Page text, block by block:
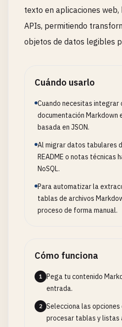
texto en aplicaciones web,
APIs, permitiendo
objetos de datos legibles
Cuándo usarlo
Cuando necesitas integrar
documentación Markdown
basada en JSON.
Al migrar datos tabulares
README o notas técnicas
NoSQL.
Para automatizar la
tablas de archivos
proceso de forma manual.
Cómo funciona
1
Pega tu contenido
entrada.
2
Selecciona las
procesar tablas y listas